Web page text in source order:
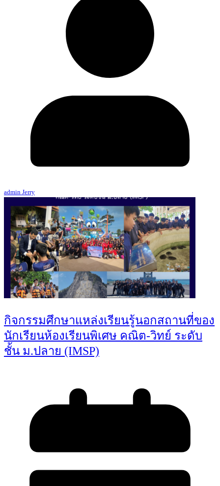
admin Jerry
กิจกรรมศึกษาแหล่งเรียนรู้นอกสถานที่ของ
นักเรียนห้องเรียนพิเศษ คณิต-วิทย์ ระดับ
ชั้น ม.ปลาย (IMSP)